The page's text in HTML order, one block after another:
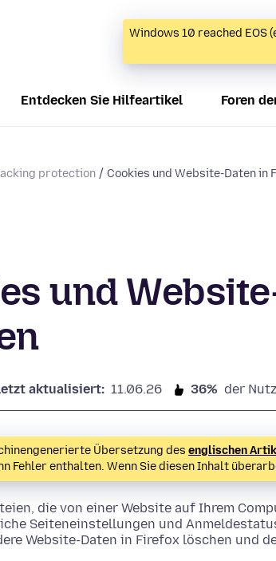
Windows 10 reached EOS
Entdecken Sie Hilfeartikel Foren
protection Cookies und Website-Daten in
und
aktualisiert: 11.06.26 36% der
Übersetzung des englischen
Fehler enthalten. Wenn Sie diesen Inhalt
die von einer Website auf Ihrem
Seiteneinstellungen und
Website-Daten in Firefox löschen und